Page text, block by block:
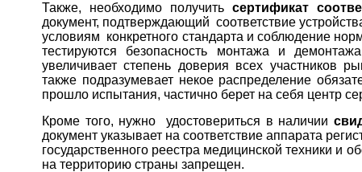
Также, необходимо получить сертификат
документ, подтверждающий соответствие
условиям конкретного стандарта и соблюдение
тестируются безопасность монтажа и
увеличивает степень доверия всех участников
также подразумевает некое распределение
прошло испытания, частично берет на себя центр
Кроме того, нужно удостовериться в наличии
документ указывает на соответствие аппарата
государственного реестра медицинской техники и
на территорию страны запрещен.